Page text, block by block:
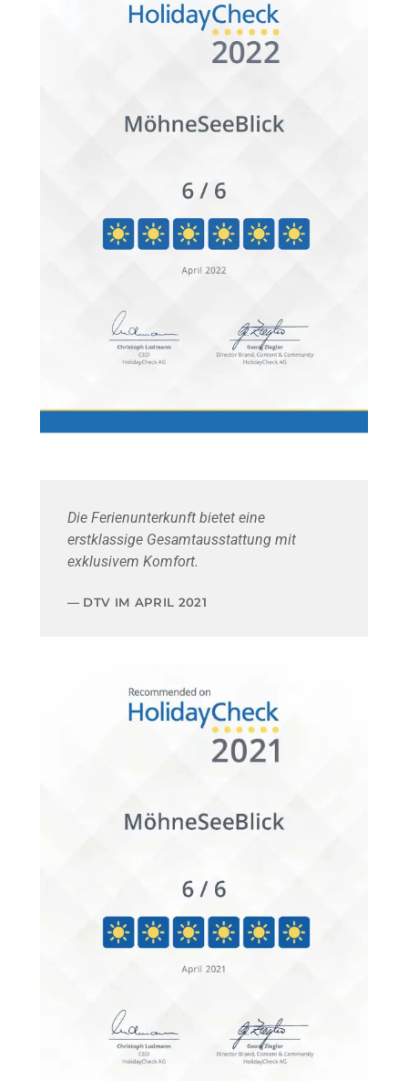
Die Ferienunterkunft bietet eine
erstklassige Gesamtausstattung mit
exklusivem Komfort.
DTV IM APRIL 2021